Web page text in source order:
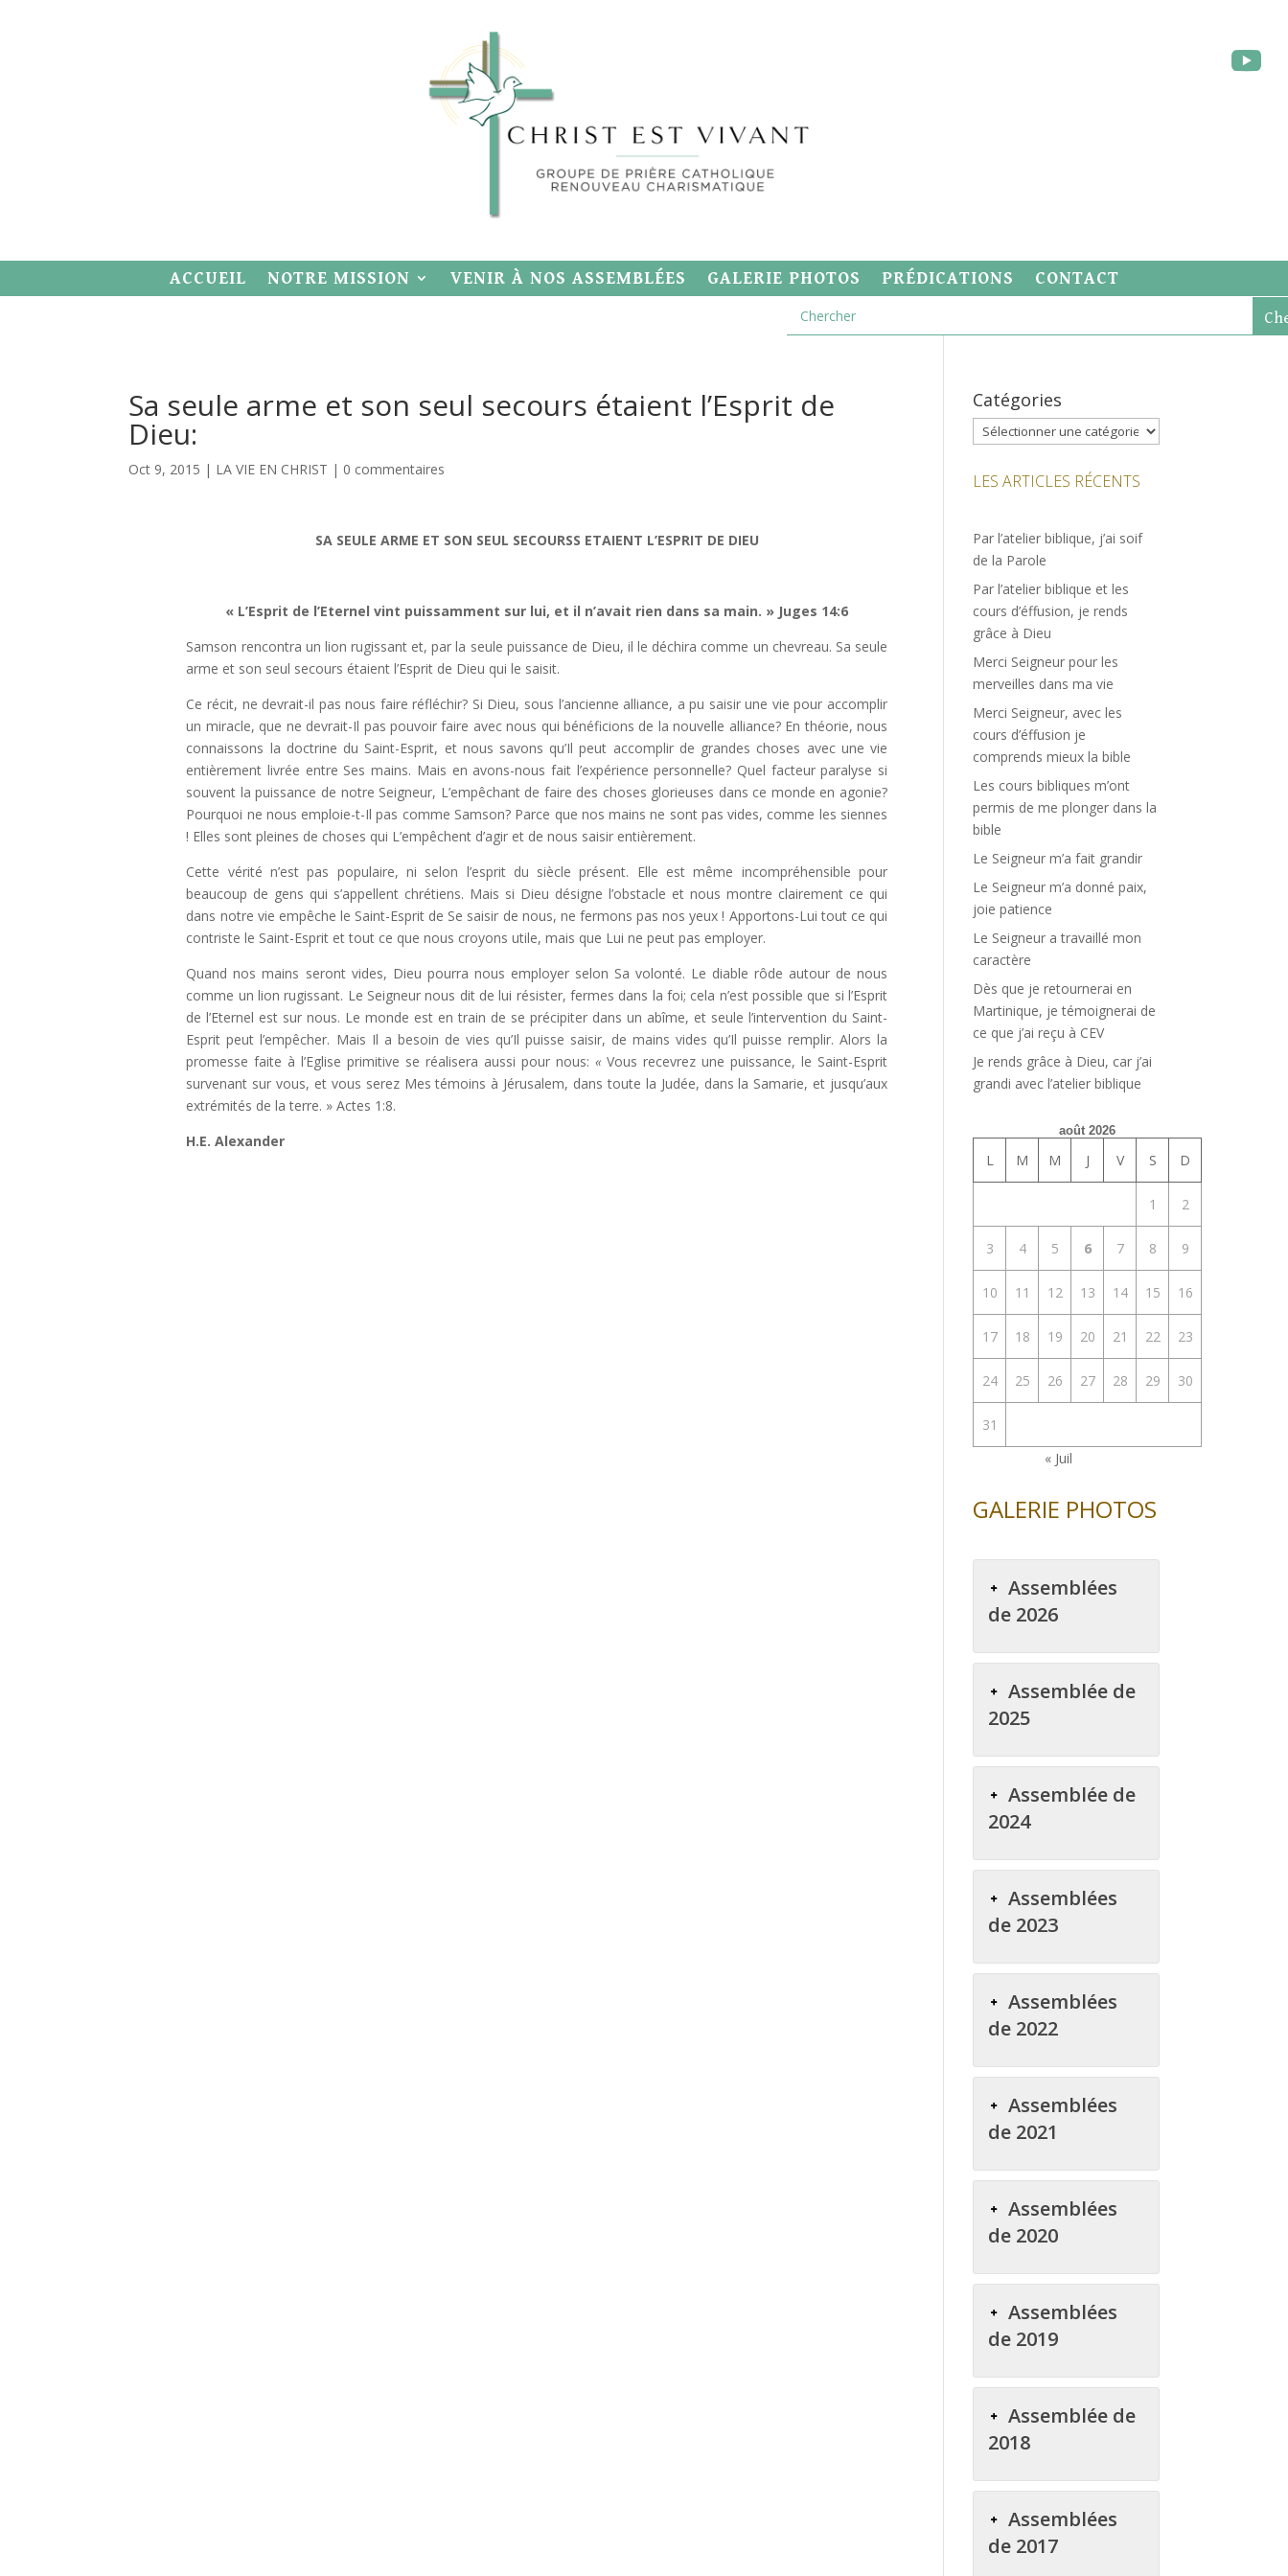
ACCUEIL NOTRE MISSION VENIR À NOS ASSEMBLÉES GALERIE PHOTOS PRÉDICATIONS CONTACT
Sa seule arme et son seul secours étaient l’Esprit de
Dieu:
Oct 9, 2015 | LA VIE EN CHRIST | 0 commentaires
SA SEULE ARME ET SON SEUL SECOURSS ETAIENT L’ESPRIT DE DIEU
« L’Esprit de l’Eternel vint puissamment sur lui, et il n’avait rien dans sa main. » Juges 14:6
Samson rencontra un lion rugissant et, par la seule puissance de Dieu, il le déchira comme un chevreau. Sa seule
arme et son seul secours étaient l’Esprit de Dieu qui le saisit.
Ce récit, ne devrait-il pas nous faire réfléchir? Si Dieu, sous l’ancienne alliance, a pu saisir une vie pour accomplir
un miracle, que ne devrait-Il pas pouvoir faire avec nous qui bénéficions de la nouvelle alliance? En théorie, nous
connaissons la doctrine du Saint-Esprit, et nous savons qu’Il peut accomplir de grandes choses avec une vie
entièrement livrée entre Ses mains. Mais en avons-nous fait l’expérience personnelle? Quel facteur paralyse si
souvent la puissance de notre Seigneur, L’empêchant de faire des choses glorieuses dans ce monde en agonie?
Pourquoi ne nous emploie-t-Il pas comme Samson? Parce que nos mains ne sont pas vides, comme les siennes
! Elles sont pleines de choses qui L’empêchent d’agir et de nous saisir entièrement.
Cette vérité n’est pas populaire, ni selon l’esprit du siècle présent. Elle est même incompréhensible pour
beaucoup de gens qui s’appellent chrétiens. Mais si Dieu désigne l’obstacle et nous montre clairement ce qui
dans notre vie empêche le Saint-Esprit de Se saisir de nous, ne fermons pas nos yeux ! Apportons-Lui tout ce qui
contriste le Saint-Esprit et tout ce que nous croyons utile, mais que Lui ne peut pas employer.
Quand nos mains seront vides, Dieu pourra nous employer selon Sa volonté. Le diable rôde autour de nous
comme un lion rugissant. Le Seigneur nous dit de lui résister, fermes dans la foi; cela n’est possible que si l’Esprit
de l’Eternel est sur nous. Le monde est en train de se précipiter dans un abîme, et seule l’intervention du Saint-
Esprit peut l’empêcher. Mais Il a besoin de vies qu’Il puisse saisir, de mains vides qu’Il puisse remplir. Alors la
promesse faite à l’Eglise primitive se réalisera aussi pour nous: «Vous recevrez une puissance, le Saint-Esprit
survenant sur vous, et vous serez Mes témoins à Jérusalem, dans toute la Judée, dans la Samarie, et jusqu’aux
extrémités de la terre. » Actes 1:8.
H.E. Alexander
Catégories
Catégories
LES ARTICLES RÉCENTS
Par l’atelier biblique, j’ai soif
de la Parole
Par l’atelier biblique et les
cours d’éffusion, je rends
grâce à Dieu
Merci Seigneur pour les
merveilles dans ma vie
Merci Seigneur, avec les
cours d’éffusion je
comprends mieux la bible
Les cours bibliques m’ont
permis de me plonger dans la
bible
Le Seigneur m’a fait grandir
Le Seigneur m’a donné paix,
joie patience
Le Seigneur a travaillé mon
caractère
Dès que je retournerai en
Martinique, je témoignerai de
ce que j’ai reçu à CEV
Je rends grâce à Dieu, car j’ai
grandi avec l’atelier biblique
août 2026
L M M J V S D
1 2
3 4 5 6 7 8 9
10 11 12 13 14 15 16
17 18 19 20 21 22 23
24 25 26 27 28 29 30
31
« Juil
GALERIE PHOTOS
Assemblées
de 2026
Assemblée de
2025
Assemblée de
2024
Assemblées
de 2023
Assemblées
de 2022
Assemblées
de 2021
Assemblées
de 2020
Assemblées
de 2019
Assemblée de
2018
Assemblées
de 2017